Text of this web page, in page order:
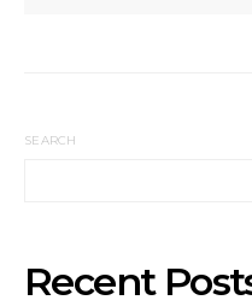
SEARCH
Recent